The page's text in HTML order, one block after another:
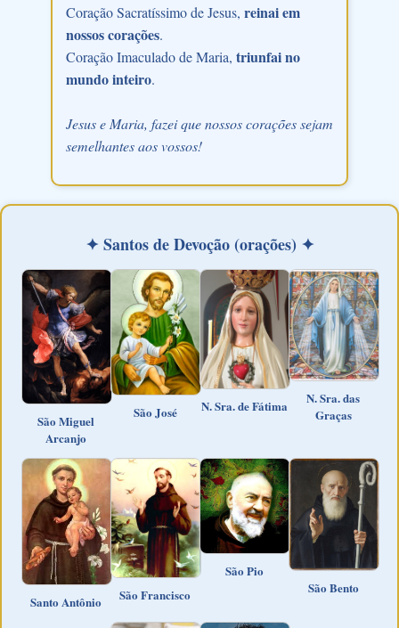
Coração Sacratíssimo de Jesus, reinai em
nossos corações.
Coração Imaculado de Maria, triunfai no
mundo inteiro.
Jesus e Maria, fazei que nossos corações sejam
semelhantes aos vossos!
✦ Santos de Devoção (orações) ✦
São Miguel
Arcanjo
São José N. Sra. de Fátima
N. Sra. das
Graças
Santo Antônio São Francisco
São Pio
São Bento